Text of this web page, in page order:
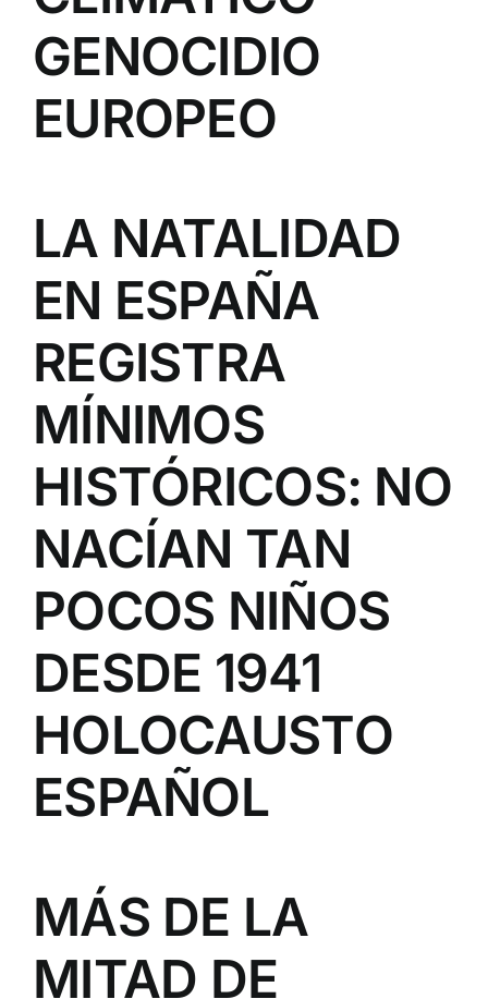
GENOCIDIO
EUROPEO
LA NATALIDAD
EN ESPAÑA
REGISTRA
MÍNIMOS
HISTÓRICOS: NO
NACÍAN TAN
POCOS NIÑOS
DESDE 1941
HOLOCAUSTO
ESPAÑOL
MÁS DE LA
MITAD DE